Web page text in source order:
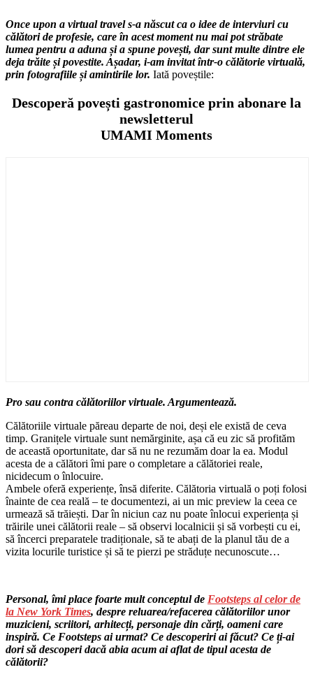
Once upon a virtual travel s-a născut ca o idee de interviuri cu
călători de profesie, care în acest moment nu mai pot străbate
lumea pentru a aduna și a spune povești, dar sunt multe dintre ele
deja trăite și povestite. Așadar, i-am invitat într-o călătorie virtuală,
prin fotografiile și amintirile lor. Iată poveștile:
Descoperă povești gastronomice prin abonare la
newsletterul
UMAMI Moments
Pro sau contra călătoriilor virtuale. Argumentează.
Călătoriile virtuale păreau departe de noi, deși ele există de ceva
timp. Granițele virtuale sunt nemărginite, așa că eu zic să profităm
de această oportunitate, dar să nu ne rezumăm doar la ea. Modul
acesta de a călători îmi pare o completare a călătoriei reale,
nicidecum o înlocuire.
Ambele oferă experiențe, însă diferite. Călătoria virtuală o poți folosi
înainte de cea reală – te documentezi, ai un mic preview la ceea ce
urmează să trăiești. Dar în niciun caz nu poate înlocui experiența și
trăirile unei călătorii reale – să observi localnicii și să vorbești cu ei,
să încerci preparatele tradiționale, să te abați de la planul tău de a
vizita locurile turistice și să te pierzi pe străduțe necunoscute…
Personal, îmi place foarte mult conceptul de Footsteps al celor de
la New York Times, despre reluarea/refacerea călătoriilor unor
muzicieni, scriitori, arhitecți, personaje din cărți, oameni care
inspiră. Ce Footsteps ai urmat? Ce descoperiri ai făcut? Ce ți-ai
dori să descoperi dacă abia acum ai aflat de tipul acesta de
călătorii?